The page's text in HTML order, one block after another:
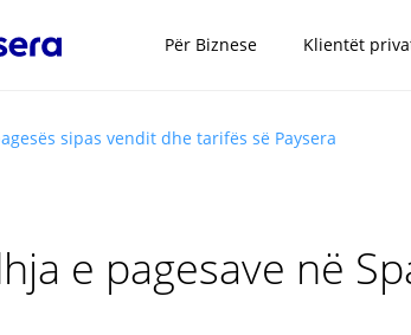
Për Biznese Klientët
sipas vendit dhe tarifës së Paysera
e pagesave në